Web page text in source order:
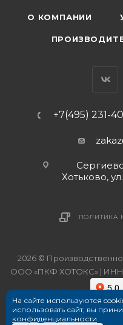
О КОМПАНИИ
+7(495) 231-
Хотьково,
ПОЛИТИКА
2026 ©
ООО «ПКФ ХОТОКС» | ИНН
На сайте используются
использовать сайт, вы
конфиденциальности